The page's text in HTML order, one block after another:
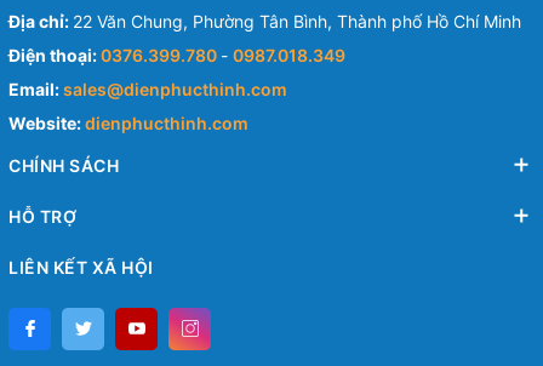
Địa chỉ: 22 Văn Chung, Phường Tân Bình, Thành phố Hồ Chí Minh
Điện thoại:0376.399.780 - 0987.018.349
Email:sales@dienphucthinh.com
Website:dienphucthinh.com
CHÍNH SÁCH
HỖ TRỢ
LIÊN KẾT XÃ HỘI